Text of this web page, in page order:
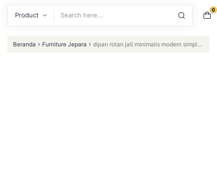
0
Beranda › Furniture Jepara › dipan rotan jati minimalis modern simple